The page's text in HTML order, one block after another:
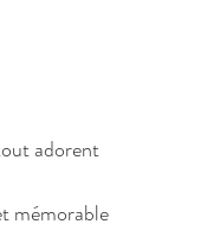
adorent
mémorable